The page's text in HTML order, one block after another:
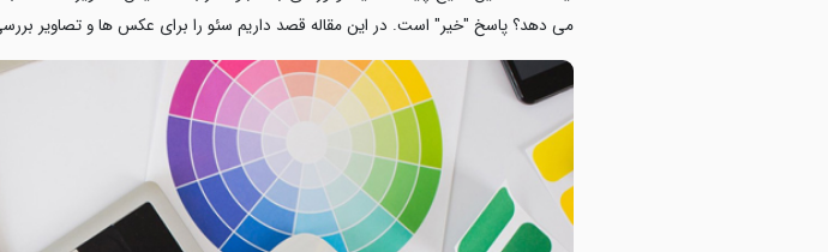
می دهد؟ پاسخ "خیر" است. در این مقاله قصد داریم سئو را برای عکس ها و تصاویر